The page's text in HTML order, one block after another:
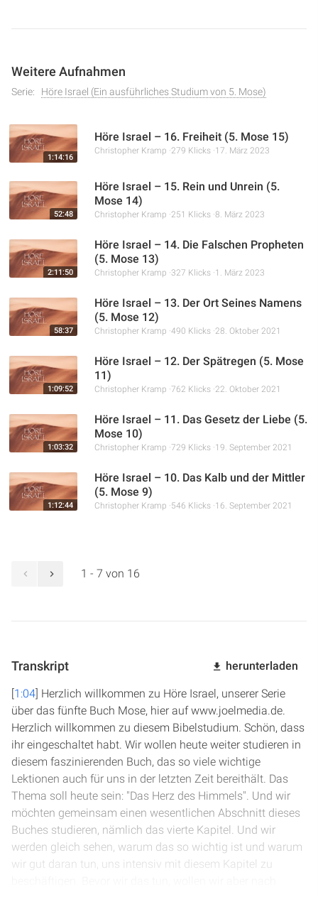
Weitere Aufnahmen
Serie: Höre Israel (Ein ausführliches Studium von 5. Mose)
1:14:16
Höre Israel – 16. Freiheit (5. Mose 15)
Christopher Kramp 279 Klicks 17. März 2023
52:48
Höre Israel – 15. Rein und Unrein (5.
Mose 14)
Christopher Kramp 251 Klicks 8. März 2023
2:11:50
Höre Israel – 14. Die Falschen Propheten
(5. Mose 13)
Christopher Kramp 327 Klicks 1. März 2023
58:37
Höre Israel – 13. Der Ort Seines Namens
(5. Mose 12)
Christopher Kramp 490 Klicks 28. Oktober 2021
1:09:52
Höre Israel – 12. Der Spätregen (5. Mose
11)
Christopher Kramp 762 Klicks 22. Oktober 2021
1:03:32
Höre Israel – 11. Das Gesetz der Liebe (5.
Mose 10)
Christopher Kramp 729 Klicks 19. September 2021
1:12:44
Höre Israel – 10. Das Kalb und der Mittler
(5. Mose 9)
Christopher Kramp 546 Klicks 16. September 2021
1 - 7 von 16
Transkript herunterladen
[1:04] Herzlich willkommen zu Höre Israel, unserer Serie
über das fünfte Buch Mose, hier auf www.joelmedia.de.
Herzlich willkommen zu diesem Bibelstudium. Schön, dass
ihr eingeschaltet habt. Wir wollen heute weiter studieren in
diesem faszinierenden Buch, das so viele wichtige
Lektionen auch für uns in der letzten Zeit bereithält. Das
Thema soll heute sein: "Das Herz des Himmels". Und wir
möchten gemeinsam einen wesentlichen Abschnitt dieses
Buches studieren, nämlich das vierte Kapitel. Und wir
werden gleich sehen, warum das so wichtig ist und warum
wir gut daran tun, uns intensiv mit diesem Kapitel zu